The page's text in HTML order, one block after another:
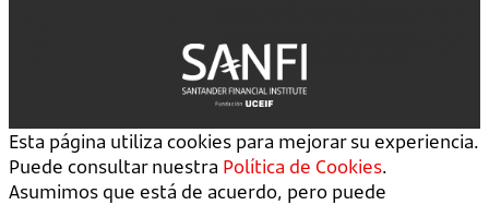
Esta página utiliza cookies para mejorar su experiencia.
Puede consultar nuestra Política de Cookies.
Asumimos que está de acuerdo, pero puede